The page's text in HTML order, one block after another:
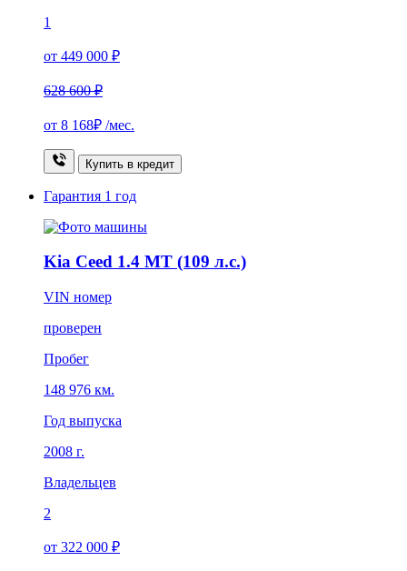
1
от 449 000 ₽
628 600 ₽
от 8 168₽ /мес.
Купить в кредит
Гарантия 1 год
Kia Ceed 1.4 MT (109 л.с.)
VIN номер
проверен
Пробег
148 976 км.
Год выпуска
2008 г.
Владельцев
2
от 322 000 ₽